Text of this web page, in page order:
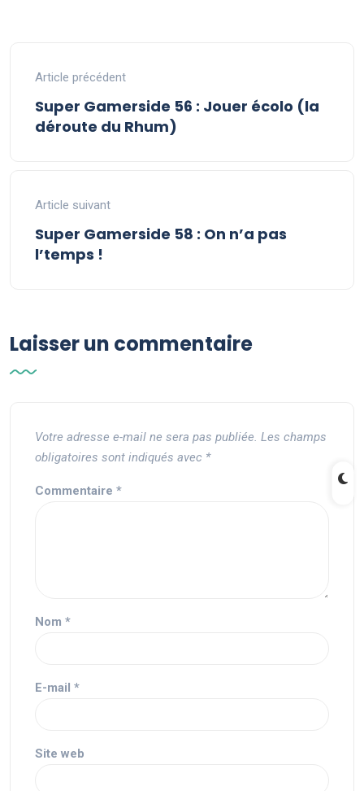
Article précédent
Super Gamerside 56 : Jouer écolo (la
déroute du Rhum)
Article suivant
Super Gamerside 58 : On n’a pas
l’temps !
Laisser un commentaire
Votre adresse e-mail ne sera pas publiée. Les champs
obligatoires sont indiqués avec *
Commentaire *
Nom *
E-mail *
Site web